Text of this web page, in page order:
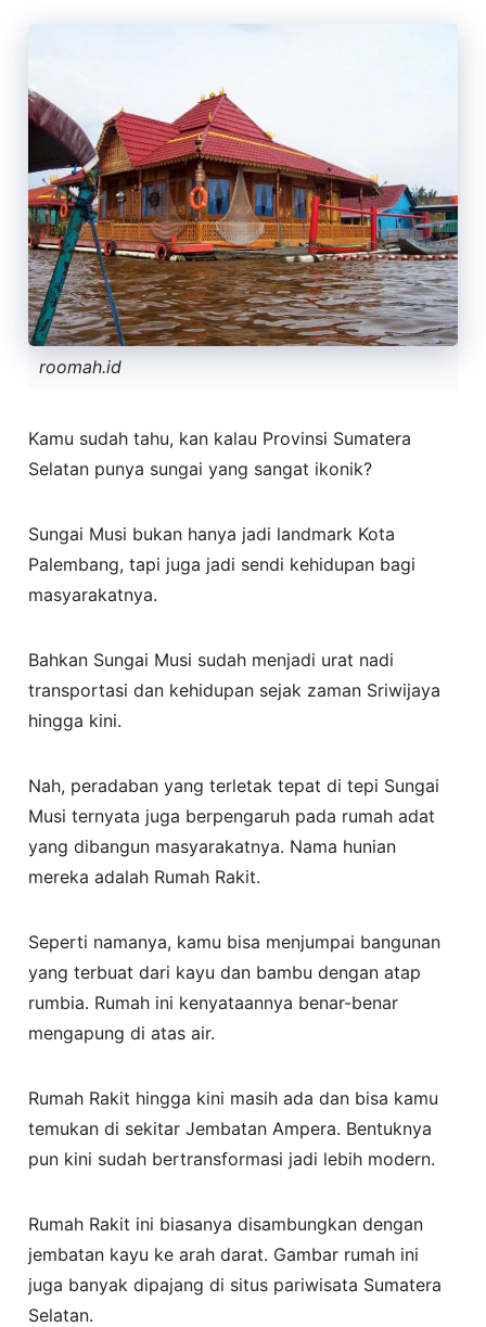
roomah.id
Kamu sudah tahu, kan kalau Provinsi Sumatera
Selatan punya sungai yang sangat ikonik?
Sungai Musi bukan hanya jadi landmark Kota
Palembang, tapi juga jadi sendi kehidupan bagi
masyarakatnya.
Bahkan Sungai Musi sudah menjadi urat nadi
transportasi dan kehidupan sejak zaman Sriwijaya
hingga kini.
Nah, peradaban yang terletak tepat di tepi Sungai
Musi ternyata juga berpengaruh pada rumah adat
yang dibangun masyarakatnya. Nama hunian
mereka adalah Rumah Rakit.
Seperti namanya, kamu bisa menjumpai bangunan
yang terbuat dari kayu dan bambu dengan atap
rumbia. Rumah ini kenyataannya benar-benar
mengapung di atas air.
Rumah Rakit hingga kini masih ada dan bisa kamu
temukan di sekitar Jembatan Ampera. Bentuknya
pun kini sudah bertransformasi jadi lebih modern.
Rumah Rakit ini biasanya disambungkan dengan
jembatan kayu ke arah darat. Gambar rumah ini
juga banyak dipajang di situs pariwisata Sumatera
Selatan.